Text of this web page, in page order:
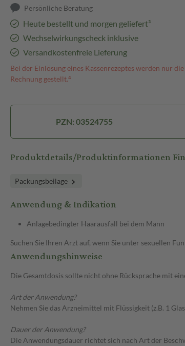
Persönliche Beratung
Heute bestellt und morgen geliefert³
Wechselwirkungscheck inklusive
Versandkostenfreie Lieferung
Bei der Einlösung eines Kassenrezeptes werden nur
Rechnung gestellt.⁴
PZN: 03524755
Produktdetails/Produktinformationen
Packungsbeilage
Anwendung & Indikation
Anlagebedingter Haarausfall bei dem Mann
Suchen Sie Ihren Arzt auf, wenn Sie unter sexuellen
Anwendungshinweise
Die Gesamtdosis sollte nicht ohne Rücksprache mit
Art der Anwendung?
Nehmen Sie das Arzneimittel mit Flüssigkeit (z.B. 1
Dauer der Anwendung?
Die Anwendungsdauer richtet sich nach Art der